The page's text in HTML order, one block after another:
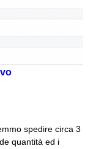
spedire circa 3
quantità ed i